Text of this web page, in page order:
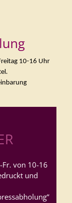
10-16 Uhr
Fr. von 10-16
und